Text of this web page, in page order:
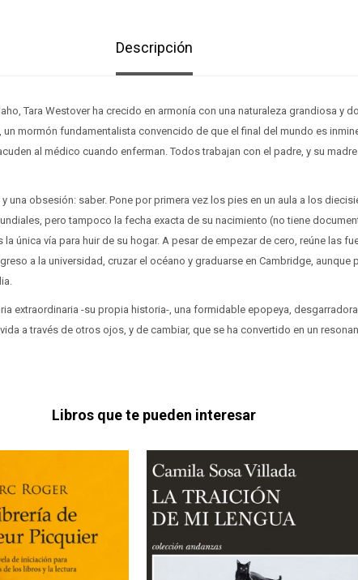
Descripción
Tara Westover ha crecido en armonía con una naturaleza grandiosa y
un mormón fundamentalista convencido de que el final del mundo es
al médico cuando enferman. Todos trabajan con el padre, y su
una obsesión: saber. Pone por primera vez los pies en un aula a los
pero tampoco la fecha exacta de su nacimiento (no tiene
única vía para huir de su hogar. A pesar de empezar de cero, reúne las
a la universidad, cruzar el océano y graduarse en Cambridge, aunque
extraordinaria -su propia historia-, una formidable epopeya,
a través de otros ojos, y de cambiar, que se ha convertido en un
Libros que te pueden interesar